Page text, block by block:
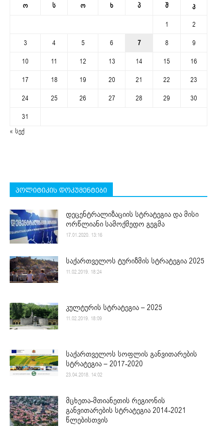
ო ს ო ხ პ შ კ
1
2
3
4 5 6 7 8
9
10
11 12 13 14 15
16
17
18 19 20 21 22
23
24
25 26 27 28 29
30
31
« სექ
პოლიტიკის დოკუმენტები
დეცენტრალიზაციის სტრატეგია და მისი
ორწლიანი სამოქმედო გეგმა
17.01.2020. 13:16
საქართველოს ტურიზმის სტრატეგია 2025
11.02.2019. 18:24
კულტურის სტრატეგია – 2025
11.02.2019. 18:09
საქართველოს სოფლის განვითარების
სტრატეგია – 2017-2020
23.04.2018. 14:02
მცხეთა-მთიანეთის რეგიონის
განვითარების სტრატეგია 2014-2021
წლებისთვის